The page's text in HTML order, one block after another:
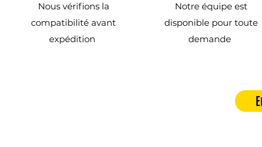
Nous vérifions la
compatibilité avant
expédition
Notre équipe est
disponible pour toute
demande